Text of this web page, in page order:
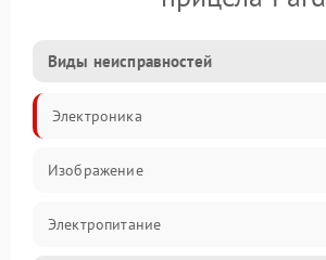
Виды неисправностей
Электроника
Изображение
Электропитание